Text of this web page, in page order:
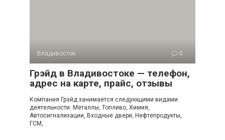
Владивосток 0
Грэйд в Владивостоке — телефон,
адрес на карте, прайс, отзывы
Компания Грэйд занимается следующими видами
деятельности: Металлы, Топливо, Химия,
Автосигнализации, Входные двери, Нефтепродукты,
ГСМ,